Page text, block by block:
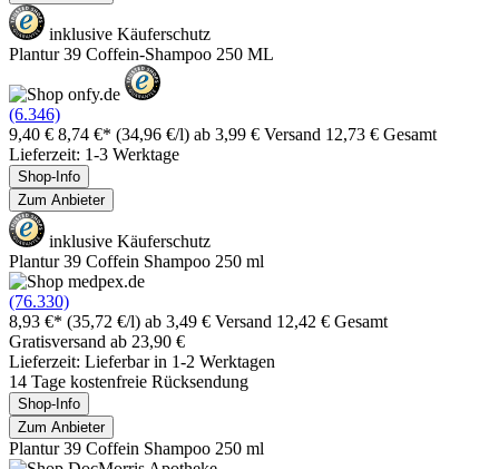
inklusive Käuferschutz
Plantur 39 Coffein-Shampoo 250 ML
(6.346)
9,40 € 8,74 €* (34,96 €/l) ab 3,99 € Versand 12,73 € Gesamt
Lieferzeit: 1-3 Werktage
Shop-Info
Zum Anbieter
inklusive Käuferschutz
Plantur 39 Coffein Shampoo 250 ml
(76.330)
8,93 €* (35,72 €/l) ab 3,49 € Versand 12,42 € Gesamt
Gratisversand ab 23,90 €
Lieferzeit: Lieferbar in 1-2 Werktagen
14 Tage kostenfreie Rücksendung
Shop-Info
Zum Anbieter
Plantur 39 Coffein Shampoo 250 ml